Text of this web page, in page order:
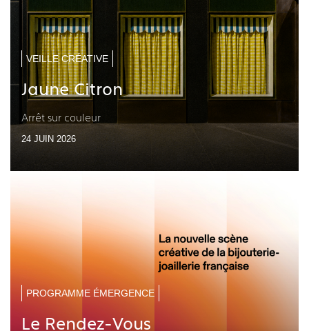
VEILLE CRÉATIVE
Jaune Citron
Arrêt sur couleur
24 JUIN 2026
PROGRAMME ÉMERGENCE
Le Rendez-Vous